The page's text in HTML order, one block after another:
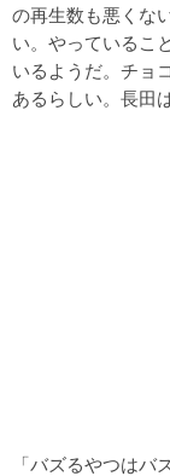
の再生数も悪くな
い。やっているこ
いるようだ。チョ
あるらしい。長田
「バズるやつは